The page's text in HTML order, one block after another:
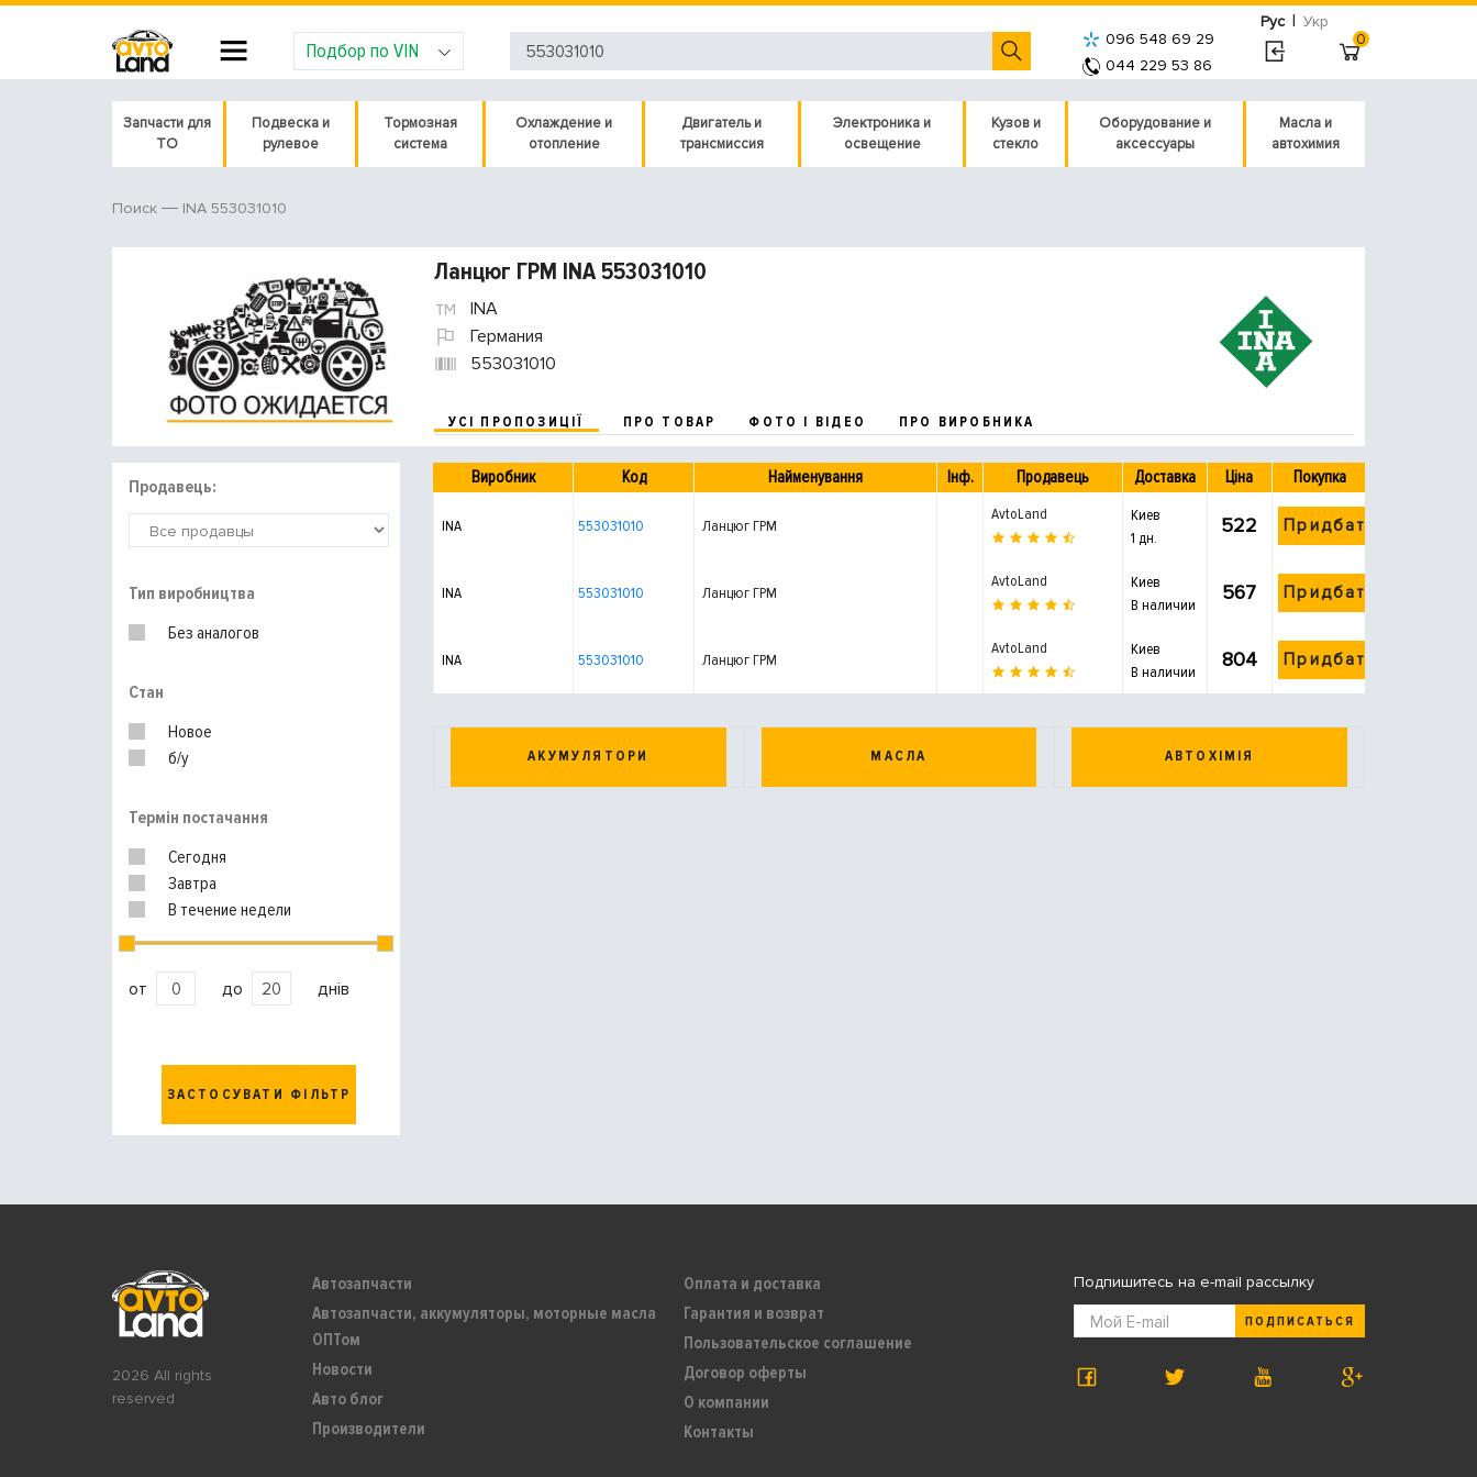
Рус | Укр
Подбор по VIN
096 548 69 29
044 229 53 86
0
Запчасти для
ТО
Подвеска и
рулевое
Тормозная
система
Охлаждение и
отопление
Двигатель и
трансмиссия
Электроника и
освещение
Кузов и
стекло
Оборудование и
аксессуары
Масла и
автохимия
Поиск INA 553031010
Ланцюг ГРМ INA 553031010
INA
Германия
553031010
УСІ ПРОПОЗИЦІЇ ПРО ТОВАР ФОТО І ВІДЕО ПРО ВИРОБНИКА
Продавець:
Тип виробництва
Без аналогов
Стан
Новое
б/у
Термін постачання
Сегодня
Завтра
В течение недели
от до днів
ЗАСТОСУВАТИ ФІЛЬТР
Виробник Код Найменування Інф. Продавець Доставка Ціна Покупка
INA 553031010 Ланцюг ГРМ
AvtoLand
Киев
1 дн.
522 Придбати
INA 553031010 Ланцюг ГРМ
AvtoLand
Киев
В наличии
567 Придбати
INA 553031010 Ланцюг ГРМ
AvtoLand
Киев
В наличии
804 Придбати
АКУМУЛЯТОРИ МАСЛА АВТОХІМІЯ
2026 All rights
reserved
Автозапчасти
Автозапчасти, аккумуляторы, моторные масла
ОПТом
Новости
Авто блог
Производители
Оплата и доставка
Гарантия и возврат
Пользовательское соглашение
Договор оферты
О компании
Контакты
Подпишитесь на e-mail рассылку
ПОДПИСАТЬСЯ